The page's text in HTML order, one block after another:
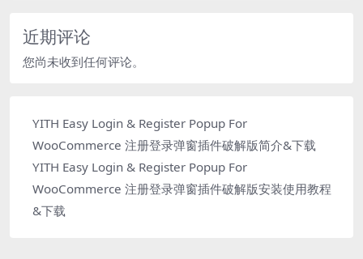
近期评论
您尚未收到任何评论。
YITH Easy Login & Register Popup For
WooCommerce 注册登录弹窗插件破解版简介&下载
YITH Easy Login & Register Popup For
WooCommerce 注册登录弹窗插件破解版安装使用教程
&下载